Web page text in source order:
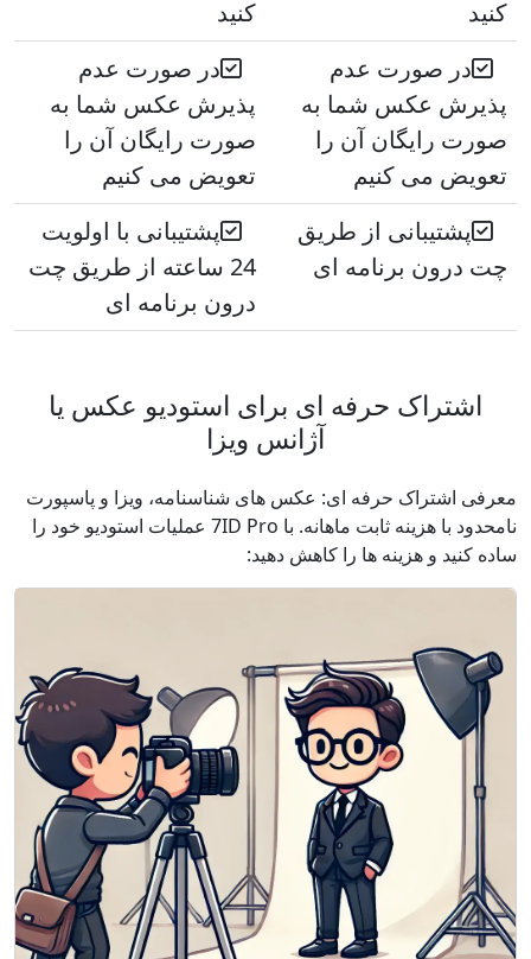
کنید
کنید
در صورت عدم
پذیرش عکس شما به
صورت رایگان آن را
تعویض می کنیم
در صورت عدم
پذیرش عکس شما به
صورت رایگان آن را
تعویض می کنیم
پشتیبانی از طریق
چت درون برنامه ای
پشتیبانی با اولویت
24 ساعته از طریق چت
درون برنامه ای
اشتراک حرفه ای برای استودیو عکس یا
آژانس ویزا
معرفی اشتراک حرفه ای: عکس های شناسنامه، ویزا و پاسپورت
نامحدود با هزینه ثابت ماهانه. با 7ID Pro عملیات استودیو خود را
ساده کنید و هزینه ها را کاهش دهید: